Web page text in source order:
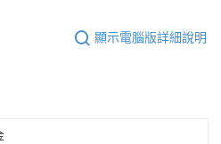
顯示電腦版詳細說明